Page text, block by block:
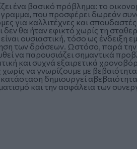
ένα βασικό πρόβλημα: το
που προσφέρει δωρεάν
για καλλιτέχνες και
δεν θα ήταν εφικτό χωρίς τη
ουσιαστική, τόσο ως ένδειξη
των δράσεων. Ωστόσο, παρά την
να παρουσιάζει σημαντικά
και συχνά εξαιρετικά
να γνωρίζουμε με
δημιουργεί αβεβαιότητα
και την ασφάλεια των